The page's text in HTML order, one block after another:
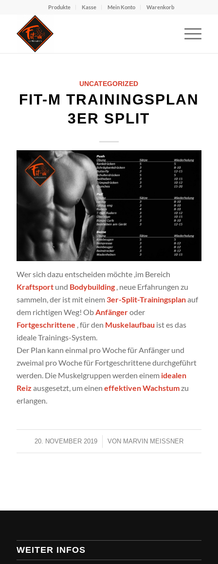
Produkte Kasse Mein Konto Warenkorb
UNCATEGORIZED
FIT-M TRAININGSPLAN
3ER SPLIT
Wer sich dazu entscheiden möchte ,im Bereich
Kraftsportund Bodybuilding, neue Erfahrungen zu
sammeln, der ist mit einem 3er-Split-Trainingsplanauf
dem richtigen Weg! ObAnfängeroder
Fortgeschrittene , für den Muskelaufbau ist es das
ideale Trainings-System.
Der Plan kann einmal pro Woche für Anfänger und
zweimal pro Woche für Fortgeschrittene durchgeführt
werden. Die Muskelgruppen werden einem idealen
Reiz ausgesetzt, um einen effektiven Wachstumzu
erlangen.
20. NOVEMBER 2019
/ VON MARVIN MEISSNER
WEITER INFOS